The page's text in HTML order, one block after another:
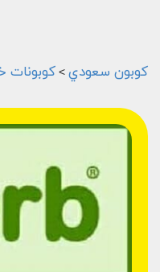
كوبون سعودي >